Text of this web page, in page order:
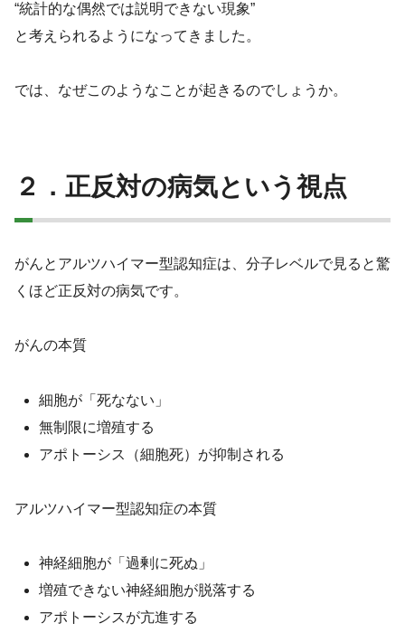
“統計的な偶然では説明できない現象”
と考えられるようになってきました。
では、なぜこのようなことが起きるのでしょうか。
２．正反対の病気という視点
がんとアルツハイマー型認知症は、分子レベルで見ると驚
くほど正反対の病気です。
がんの本質
細胞が「死なない」
無制限に増殖する
アポトーシス（細胞死）が抑制される
アルツハイマー型認知症の本質
神経細胞が「過剰に死ぬ」
増殖できない神経細胞が脱落する
アポトーシスが亢進する